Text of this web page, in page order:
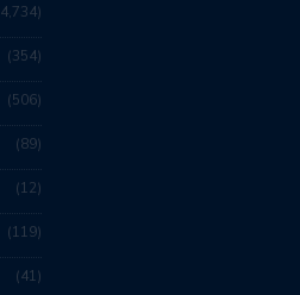
4,734
354
506
89
12
119
41